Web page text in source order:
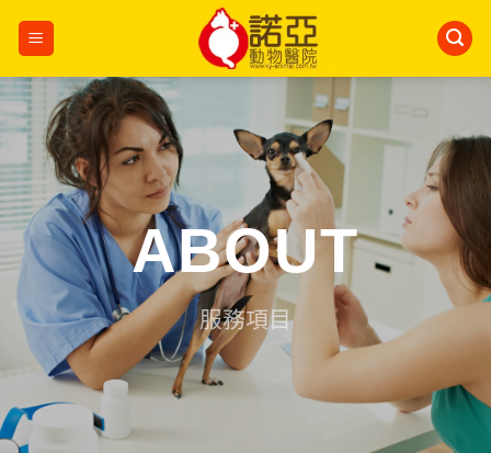
ABOUT
服務項目